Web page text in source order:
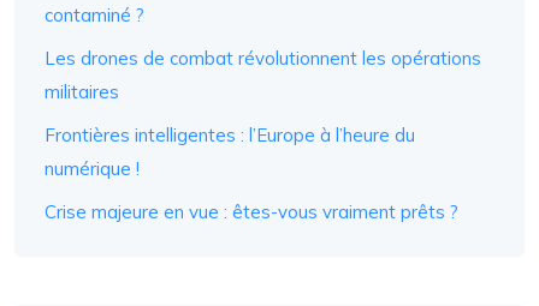
contaminé ?
Les drones de combat révolutionnent les opérations
militaires
Frontières intelligentes : l’Europe à l’heure du
numérique !
Crise majeure en vue : êtes-vous vraiment prêts ?